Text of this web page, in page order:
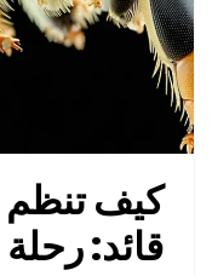
كيف تنظم
قائد: